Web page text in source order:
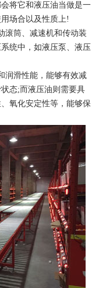
将它和液压油当做是一
场合以及性质上!
滚筒、减速机和传动装
统中，如液压泵、液压
润滑性能，能够有效减
态;而液压油则需要具
氧化安定性等，能够保